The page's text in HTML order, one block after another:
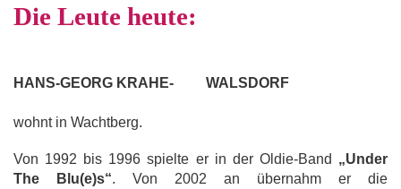
Die Leute heute:
HANS-GEORG KRAHE- WALSDORF
wohnt in Wachtberg.
Von 1992 bis 1996 spielte er in der Oldie-Band „Under
The Blu(e)s“. Von 2002 an übernahm er die